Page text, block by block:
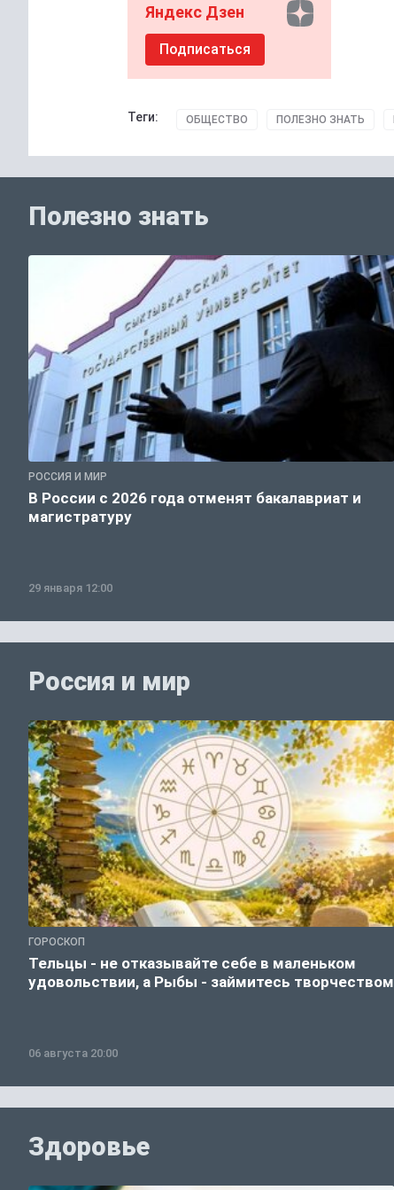
Яндекс Дзен
Подписаться
Теги: ОБЩЕСТВО ПОЛЕЗНО ЗНАТЬ
Полезно знать
РОССИЯ И МИР
В России с 2026 года отменят бакалавриат и
магистратуру
29 января 12:00
Россия и мир
ГОРОСКОП
Тельцы - не отказывайте себе в маленьком
удовольствии, а Рыбы - займитесь творчеством
06 августа 20:00
Здоровье